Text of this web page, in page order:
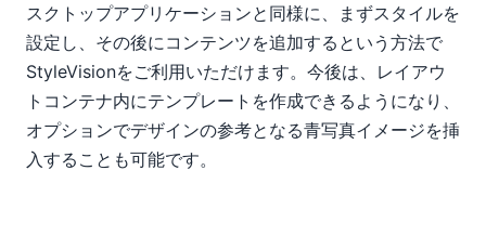
スクトップアプリケーションと同様に、まずスタイルを
設定し、その後にコンテンツを追加するという方法で
StyleVisionをご利用いただけます。今後は、レイアウ
トコンテナ内にテンプレートを作成できるようになり、
オプションでデザインの参考となる青写真イメージを挿
入することも可能です。